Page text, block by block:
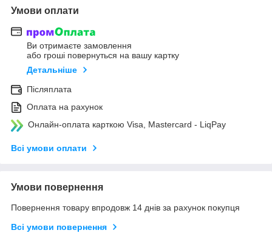
Умови оплати
Ви отримаєте замовлення
або гроші повернуться на вашу картку
Детальніше
Післяплата
Оплата на рахунок
Онлайн-оплата карткою Visa, Mastercard - LiqPay
Всі умови оплати
Умови повернення
Повернення товару впродовж 14 днів за рахунок покупця
Всі умови повернення